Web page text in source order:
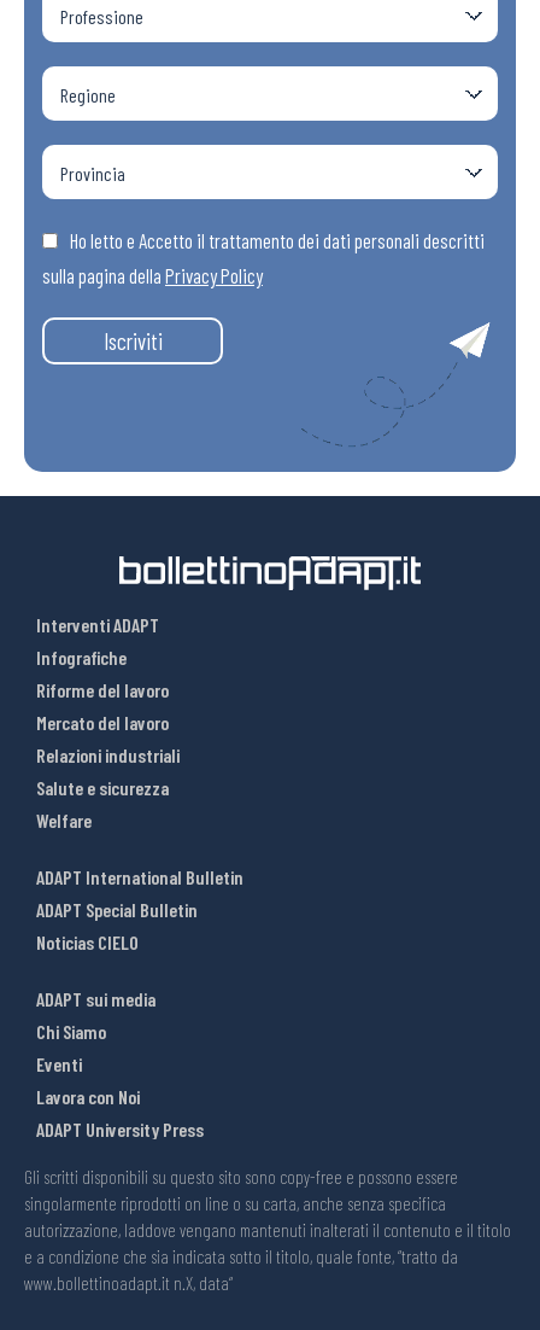
Ho letto e Accetto il trattamento dei dati personali descritti
sulla pagina della Privacy Policy
Iscriviti
Interventi ADAPT
Infografiche
Riforme del lavoro
Mercato del lavoro
Relazioni industriali
Salute e sicurezza
Welfare
ADAPT International Bulletin
ADAPT Special Bulletin
Noticias CIELO
ADAPT sui media
Chi Siamo
Eventi
Lavora con Noi
ADAPT University Press
Gli scritti disponibili su questo sito sono copy-free e possono essere
singolarmente riprodotti on line o su carta, anche senza specifica
autorizzazione, laddove vengano mantenuti inalterati il contenuto e il titolo
e a condizione che sia indicata sotto il titolo, quale fonte, “tratto da
www.bollettinoadapt.it n.X, data“